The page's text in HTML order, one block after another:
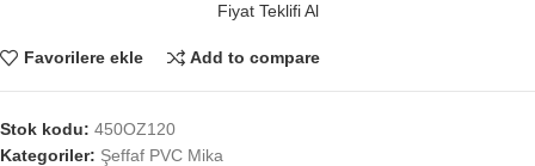
Fiyat Teklifi Al
Favorilere ekle Add to compare
Stok kodu: 450OZ120
Kategoriler: Şeffaf PVC Mika